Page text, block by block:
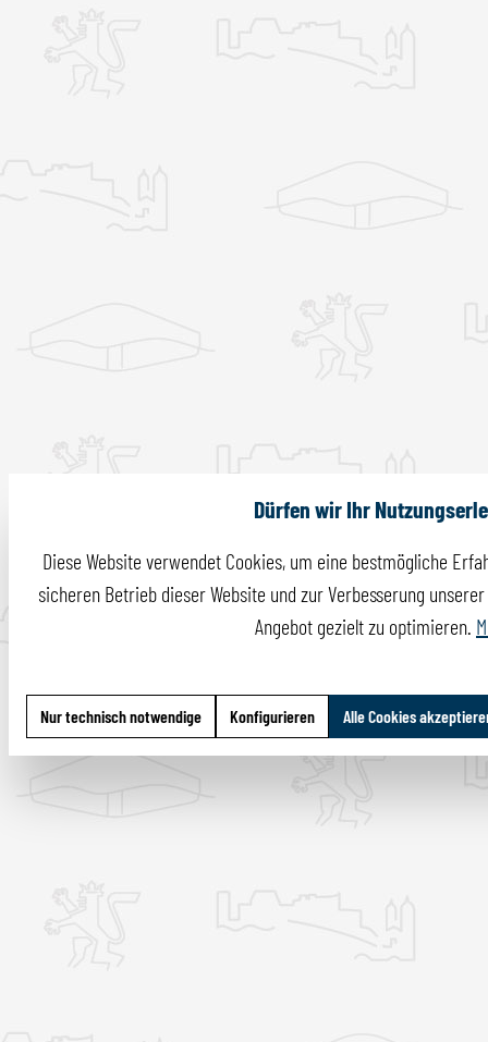
Dürfen wir Ihr
Diese Website verwendet Cookies, um eine bestmögliche
sicheren Betrieb dieser Website und zur Verbesserung
Angebot gezielt zu optimieren.
Nur technisch notwendige Konfigurieren Alle Cookies